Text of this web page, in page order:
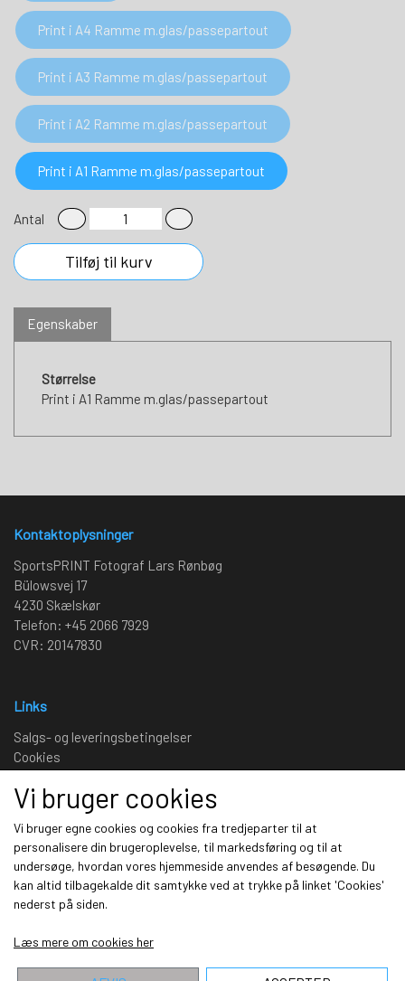
Print i A4 Ramme m.glas/passepartout
Print i A3 Ramme m.glas/passepartout
Print i A2 Ramme m.glas/passepartout
Print i A1 Ramme m.glas/passepartout
Antal
Tilføj til kurv
Egenskaber
Størrelse
Print i A1 Ramme m.glas/passepartout
Kontaktoplysninger
SportsPRINT Fotograf Lars Rønbøg
Bülowsvej 17
4230 Skælskør
Telefon: +45 2066 7929
CVR: 20147830
Links
Salgs- og leveringsbetingelser
Cookies
Kunde login
Sociale medier
Vi bruger cookies
Vi bruger egne cookies og cookies fra tredjeparter til at
personalisere din brugeroplevelse, til markedsføring og til at
undersøge, hvordan vores hjemmeside anvendes af besøgende. Du
kan altid tilbagekalde dit samtykke ved at trykke på linket 'Cookies'
nederst på siden.
Læs mere om cookies her